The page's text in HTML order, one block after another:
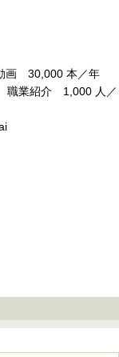
画 30,000 本／年
職業紹介 1,000 人／